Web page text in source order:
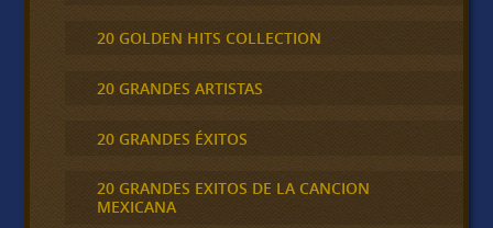
20 GOLDEN HITS COLLECTION
20 GRANDES ARTISTAS
20 GRANDES ÉXITOS
20 GRANDES EXITOS DE LA CANCION
MEXICANA